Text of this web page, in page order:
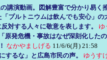
講演動画。図解豊富で分かり易く
プルトニウムは飲んでも安心」の
対する人々に敬意を表します。
ゆ
原発危機・事故はなぜ深刻化した
なかやましげる 11/6/6(月) 21:58
するな」と広島市民の声。
ゆうす